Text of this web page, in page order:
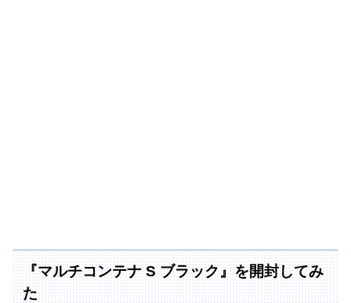
『マルチコンテナ S ブラック』を開封してみ
た